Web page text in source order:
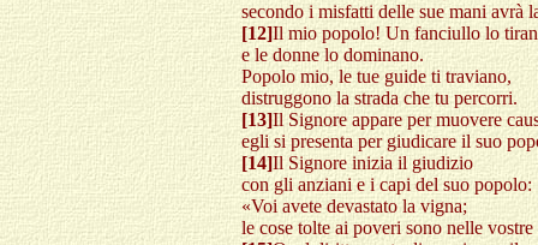
secondo i misfatti delle sue mani avrà
[12]Il mio popolo! Un fanciullo lo
e le donne lo dominano.
Popolo mio, le tue guide ti traviano,
distruggono la strada che tu percorri.
[13]Il Signore appare per muovere
egli si presenta per giudicare il suo
[14]Il Signore inizia il giudizio
con gli anziani e i capi del suo popolo:
«Voi avete devastato la vigna;
le cose tolte ai poveri sono nelle vostre